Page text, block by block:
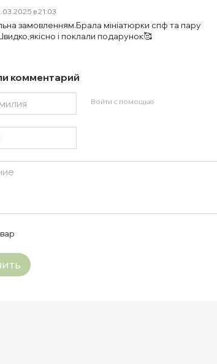
в 21:03
замовленням.Брала мініатюрки спф та пару
і поклали подарунок🥰
комментарий
Войти с помощью